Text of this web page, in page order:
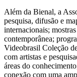
Além da Bienal, a
pesquisa, difusão e
internacionais;
contemporânea;
Videobrasil Coleção
com artistas e
áreas do
conexão com uma